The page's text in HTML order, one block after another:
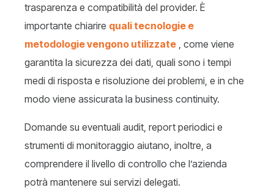
trasparenza e compatibilità del provider. È
importante chiarire quali tecnologie e
metodologie vengono utilizzate , come viene
garantita la sicurezza dei dati, quali sono i tempi
medi di risposta e risoluzione dei problemi, e in che
modo viene assicurata la business continuity.
Domande su eventuali audit, report periodici e
strumenti di monitoraggio aiutano, inoltre, a
comprendere il livello di controllo che l’azienda
potrà mantenere sui servizi delegati.